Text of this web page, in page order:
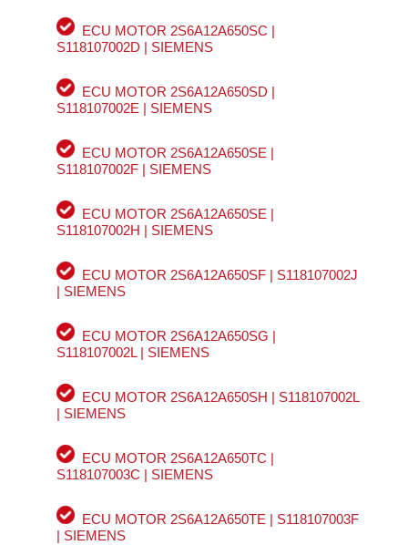
ECU MOTOR 2S6A12A650SC |
S118107002D | SIEMENS
ECU MOTOR 2S6A12A650SD |
S118107002E | SIEMENS
ECU MOTOR 2S6A12A650SE |
S118107002F | SIEMENS
ECU MOTOR 2S6A12A650SE |
S118107002H | SIEMENS
ECU MOTOR 2S6A12A650SF | S118107002J
| SIEMENS
ECU MOTOR 2S6A12A650SG |
S118107002L | SIEMENS
ECU MOTOR 2S6A12A650SH | S118107002L
| SIEMENS
ECU MOTOR 2S6A12A650TC |
S118107003C | SIEMENS
ECU MOTOR 2S6A12A650TE | S118107003F
| SIEMENS